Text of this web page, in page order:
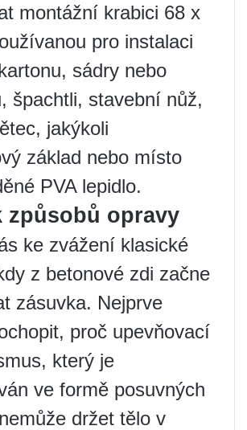
montážní krabici 68 x
pro instalaci
sádry nebo
špachtli, stavební nůž,
jakýkoli
základ nebo místo
PVA lepidlo.
způsobů opravy
ke zvážení klasické
z betonové zdi začne
zásuvka. Nejprve
proč upevňovací
který je
ve formě posuvných
držet tělo v